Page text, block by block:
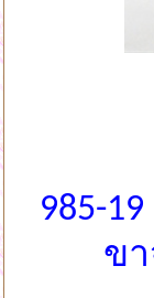
985-
ข